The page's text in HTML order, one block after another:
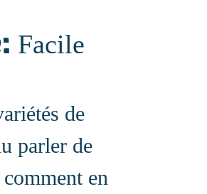
Facile
de
parler de
en